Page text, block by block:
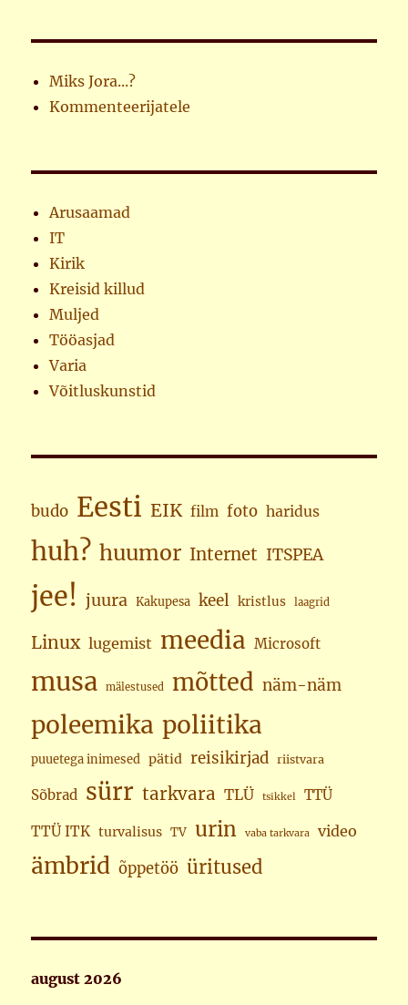
Miks Jora...?
Kommenteerijatele
Arusaamad
IT
Kirik
Kreisid killud
Muljed
Tööasjad
Varia
Võitluskunstid
budo Eesti EIK film foto haridus
huh? huumor Internet ITSPEA
jee! juura Kakupesa keel kristlus laagrid
Linux lugemist meedia Microsoft
musa mälestused mõtted näm-näm
poleemika poliitika
puuetega inimesed pätid reisikirjad riistvara
Sõbrad sürr tarkvara TLÜ tsikkel TTÜ
TTÜ ITK turvalisus TV urin vaba tarkvara video
ämbrid õppetöö üritused
august 2026